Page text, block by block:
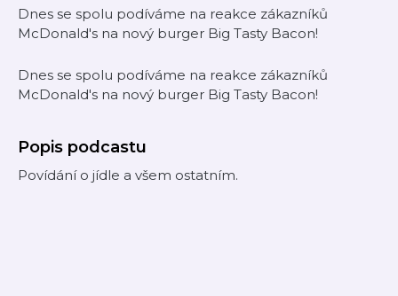
Dnes se spolu podíváme na reakce zákazníků
McDonald's na nový burger Big Tasty Bacon!
Dnes se spolu podíváme na reakce zákazníků
McDonald's na nový burger Big Tasty Bacon!
Popis podcastu
Povídání o jídle a všem ostatním.